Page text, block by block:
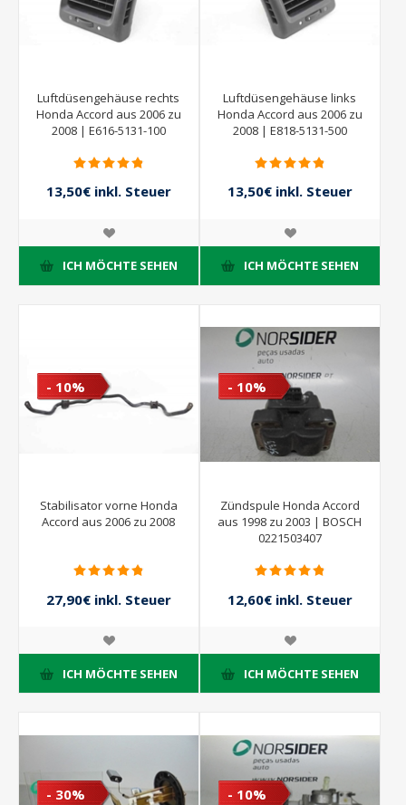
Luftdüsengehäuse rechts
Honda Accord aus 2006 zu
2008 | E616-5131-100
13,50€ inkl. Steuer
ICH MÖCHTE SEHEN
Luftdüsengehäuse links
Honda Accord aus 2006 zu
2008 | E818-5131-500
13,50€ inkl. Steuer
ICH MÖCHTE SEHEN
- 10%
Stabilisator vorne Honda
Accord aus 2006 zu 2008
27,90€ inkl. Steuer
ICH MÖCHTE SEHEN
- 10%
Zündspule Honda Accord
aus 1998 zu 2003 | BOSCH
0221503407
12,60€ inkl. Steuer
ICH MÖCHTE SEHEN
- 30% - 10%